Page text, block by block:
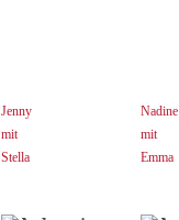
Jenny
mit
Stella
Nadine
mit
Emma